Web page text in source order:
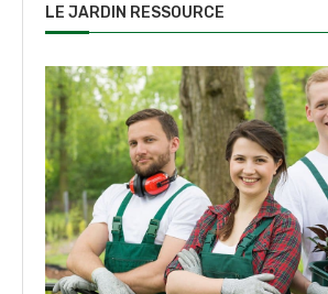
LE JARDIN RESSOURCE